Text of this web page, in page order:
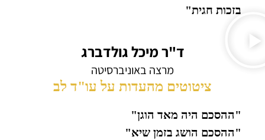
בזכות חגית"
ד"ר מיכל גולדברג
מרצה באוניברסיטה
ציטוטים מהעדות על עו"ד לב
"ההסכם היה מאד הוגן"
"ההסכם הושג בזמן שיא"